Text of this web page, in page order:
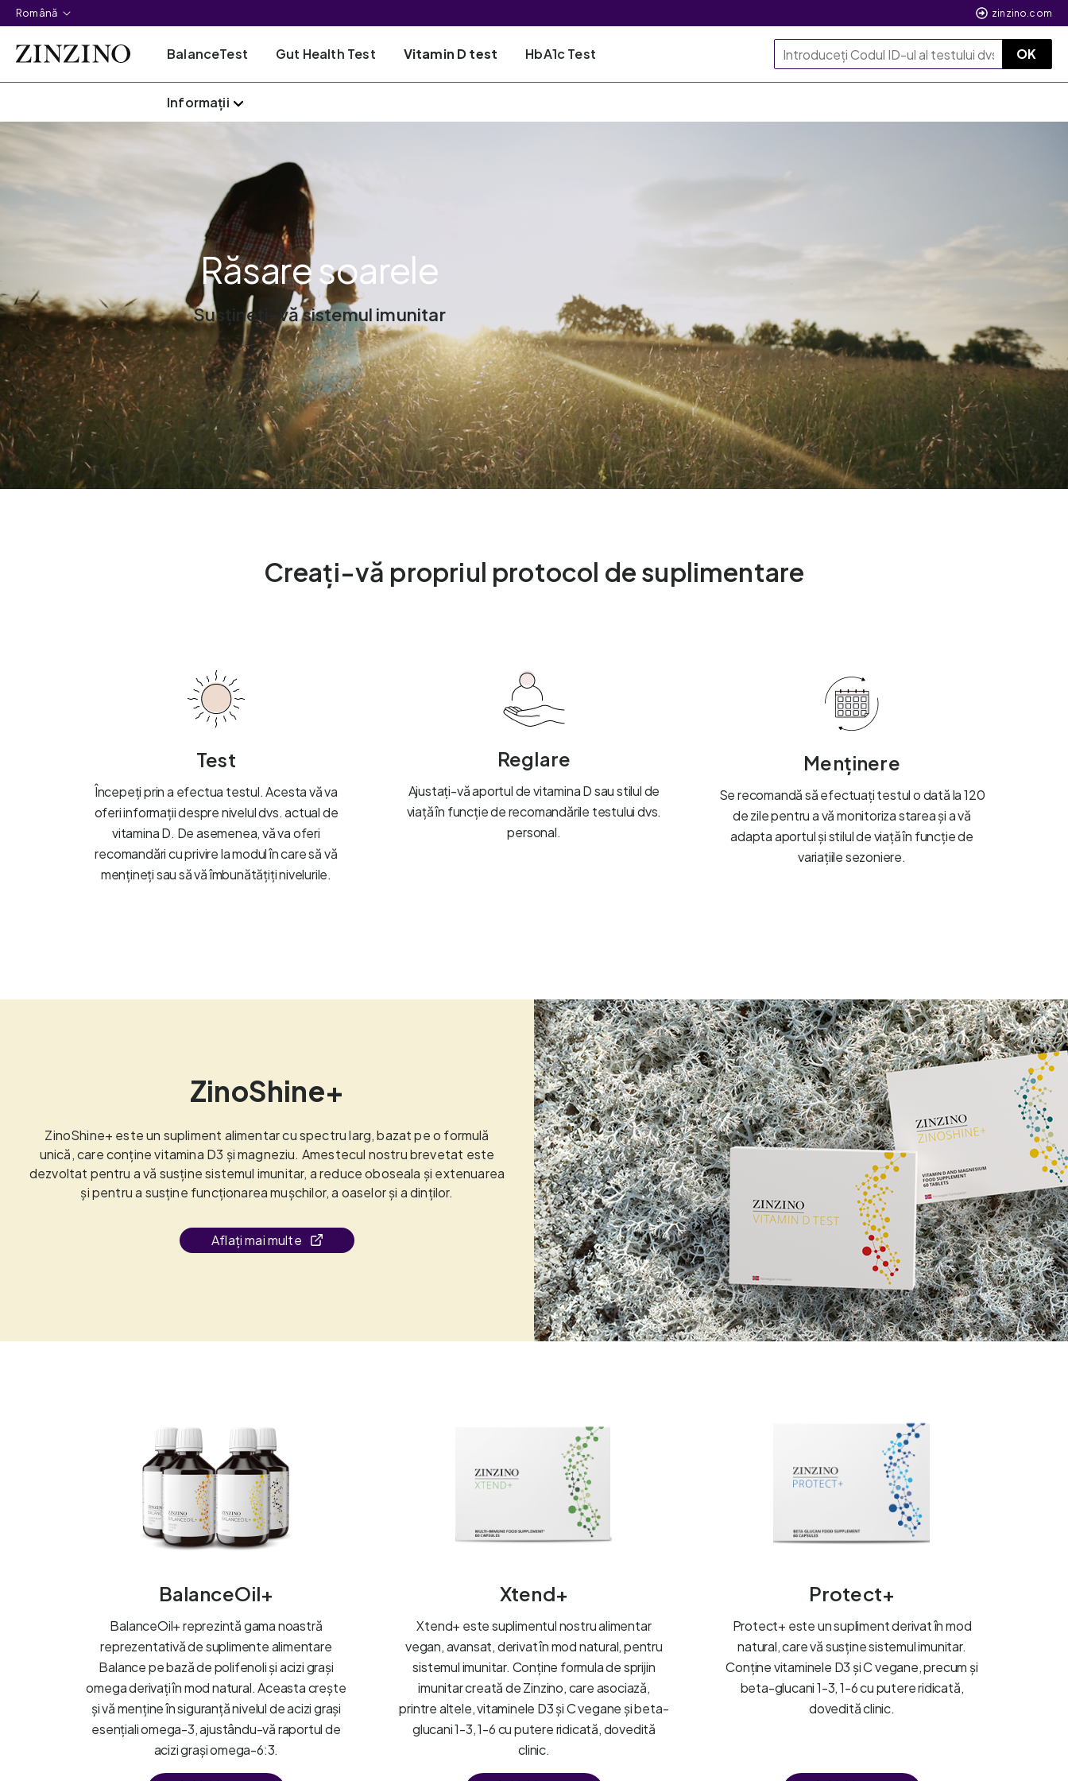
Română zinzino.com
BalanceTest Gut Health Test Vitamin D test HbA1c Test OK
Informații
Răsare soarele
Susțineți-vă sistemul imunitar
Creați-vă propriul protocol de suplimentare
Test
Începeți prin a efectua testul. Acesta vă va
oferi informații despre nivelul dvs. actual de
vitamina D. De asemenea, vă va oferi
recomandări cu privire la modul în care să vă
mențineți sau să vă îmbunătățiți nivelurile.
Reglare
Ajustați-vă aportul de vitamina D sau stilul de
viață în funcție de recomandările testului dvs.
personal.
Menținere
Se recomandă să efectuați testul o dată la 120
de zile pentru a vă monitoriza starea și a vă
adapta aportul și stilul de viață în funcție de
variațiile sezoniere.
ZinoShine+
ZinoShine+ este un supliment alimentar cu spectru larg, bazat pe o formulă
unică, care conține vitamina D3 și magneziu. Amestecul nostru brevetat este
dezvoltat pentru a vă susține sistemul imunitar, a reduce oboseala și extenuarea
și pentru a susține funcționarea mușchilor, a oaselor și a dinților.
Aflați mai multe
BalanceOil+
BalanceOil+ reprezintă gama noastră
reprezentativă de suplimente alimentare
Balance pe bază de polifenoli și acizi grași
omega derivați în mod natural. Aceasta crește
și vă menține în siguranță nivelul de acizi grași
esențiali omega-3, ajustându-vă raportul de
acizi grași omega-6:3.
Xtend+
Xtend+ este suplimentul nostru alimentar
vegan, avansat, derivat în mod natural, pentru
sistemul imunitar. Conține formula de sprijin
imunitar creată de Zinzino, care asociază,
printre altele, vitaminele D3 și C vegane și beta-
glucani 1-3, 1-6 cu putere ridicată, dovedită
clinic.
Protect+
Protect+ este un supliment derivat în mod
natural, care vă susține sistemul imunitar.
Conține vitaminele D3 și C vegane, precum și
beta-glucani 1-3, 1-6 cu putere ridicată,
dovedită clinic.